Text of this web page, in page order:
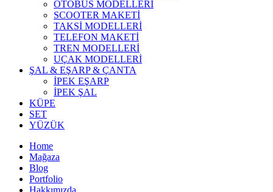
OTOBÜS MODELLERİ
SCOOTER MAKETİ
TAKSİ MODELLERİ
TELEFON MAKETİ
TREN MODELLERİ
UÇAK MODELLERİ
ŞAL & EŞARP & ÇANTA
İPEK EŞARP
İPEK ŞAL
KÜPE
SET
YÜZÜK
Home
Mağaza
Blog
Portfolio